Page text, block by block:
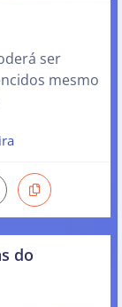
ser
mesmo
do